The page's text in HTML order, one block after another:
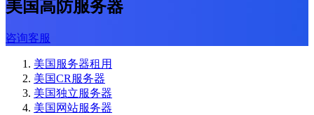
美国高防服务器
咨询客服
美国服务器租用
美国CR服务器
美国独立服务器
美国网站服务器